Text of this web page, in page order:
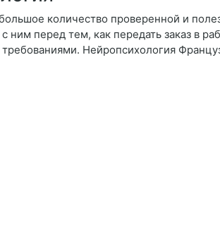
количество проверенной и
ним перед тем, как передать заказ в
Нейропсихология